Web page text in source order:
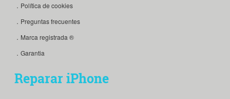
．Política de cookies
．Preguntas frecuentes
．Marca registrada ®
．Garantia
Reparar iPhone